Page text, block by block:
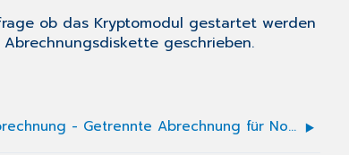
ob das Kryptomodul gestartet werden
geschrieben.
KV Abrechnung - Getrennte Abrechnung für Notfalldienste